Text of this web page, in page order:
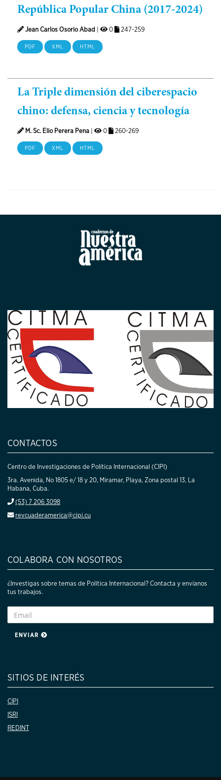
República Popular China (2017-2024)
Jean Carlos Osorio Abad 0 247-259
PDF XML HTML
La Triple dimensión del ciberespacio
chino: defensa, ciencia y tecnología
M. Sc. Elio Perera Pena 0 260-269
PDF XML HTML
CONTACTOS
Centro de Investigaciones de Política Internacional (CIPI)
3ra. Avenida, No 1805 e/ 18 y 20, Miramar, Playa, Zona postal 13, La
Habana, Cuba.
(53) 7 206 3098
revcuaderamerica@cipi.cu
COLABORA CON NOSOTROS
¿Investigas sobre temas de Política Internacional? Contacta y envíanos
tus trabajos.
ENVIAR
SITIOS DE INTERÉS
CIPI
ISRI
REDINT